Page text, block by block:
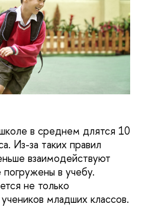
в среднем длятся 10
Из-за таких правил
взаимодействуют
в учебу.
не только
младших классов.